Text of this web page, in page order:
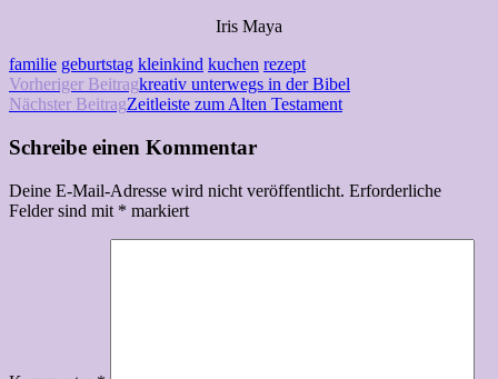
Iris Maya
familie geburtstag kleinkind kuchen rezept
Beitrags-
Navigation
Vorheriger Beitragkreativ unterwegs in der Bibel
Nächster BeitragZeitleiste zum Alten Testament
Schreibe einen Kommentar
Deine E-Mail-Adresse wird nicht veröffentlicht. Erforderliche
Felder sind mit * markiert